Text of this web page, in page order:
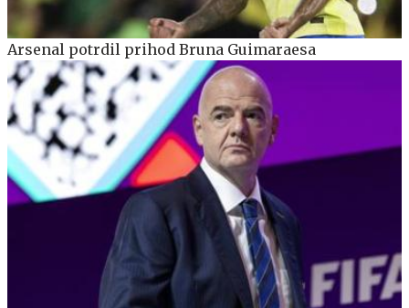
Arsenal potrdil prihod Bruna Guimaraesa